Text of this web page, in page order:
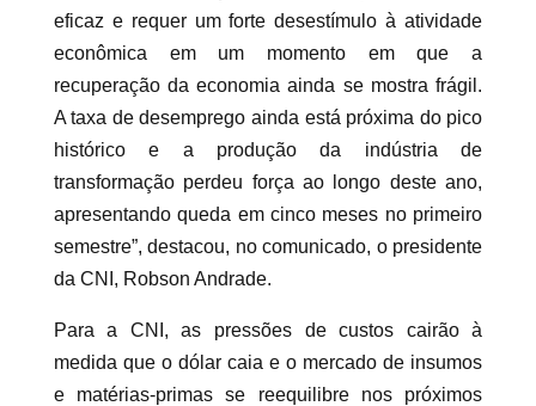
eficaz e requer um forte desestímulo à atividade
econômica em um momento em que a
recuperação da economia ainda se mostra frágil.
A taxa de desemprego ainda está próxima do pico
histórico e a produção da indústria de
transformação perdeu força ao longo deste ano,
apresentando queda em cinco meses no primeiro
semestre”, destacou, no comunicado, o presidente
da CNI, Robson Andrade.
Para a CNI, as pressões de custos cairão à
medida que o dólar caia e o mercado de insumos
e matérias-primas se reequilibre nos próximos